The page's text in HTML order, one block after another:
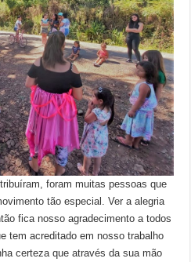
foram muitas pessoas que
tão especial. Ver a alegria
fica nosso agradecimento a todos
tem acreditado em nosso trabalho
certeza que através da sua mão